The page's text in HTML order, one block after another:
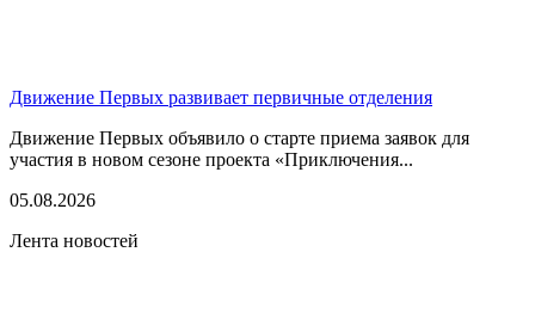
Движение Первых развивает первичные отделения
Движение Первых объявило о старте приема заявок для
участия в новом сезоне проекта «Приключения...
05.08.2026
Лента новостей